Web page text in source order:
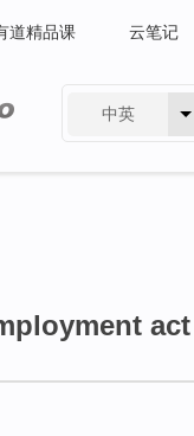
道精品课 云笔记
中英
act